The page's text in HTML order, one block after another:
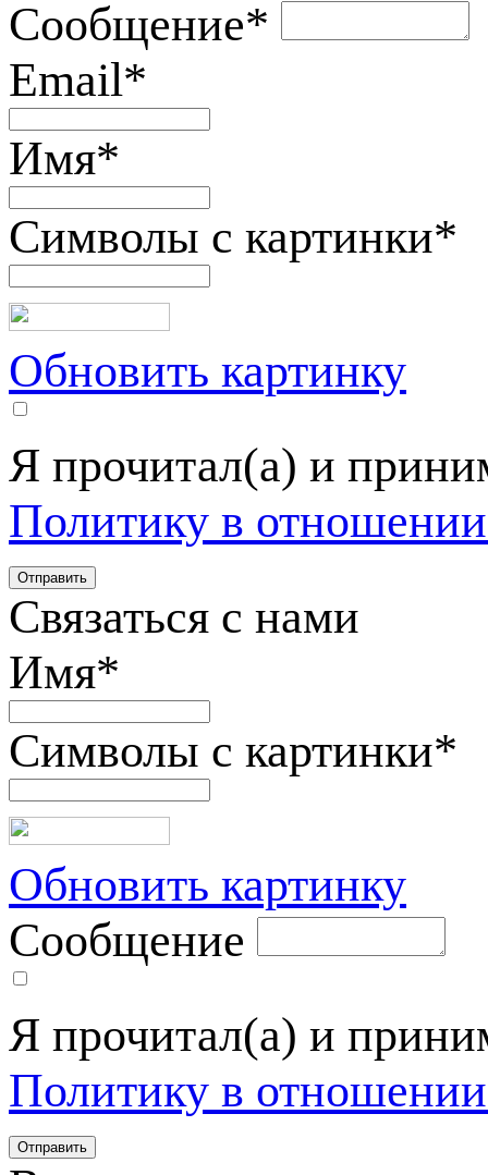
Сообщение*
Email*
Имя*
Символы с картинки*
Обновить картинку
Я прочитал(а) и
Политику в
Связаться с нами
Имя*
Символы с картинки*
Обновить картинку
Сообщение
Я прочитал(а) и
Политику в